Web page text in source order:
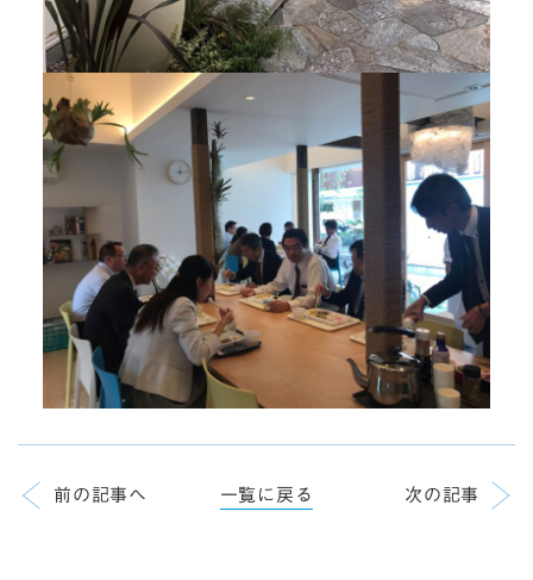
前の記事へ 一覧に戻る 次の記事